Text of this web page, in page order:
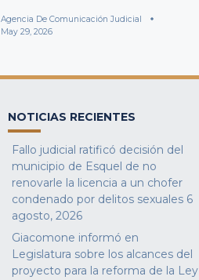
Agencia De Comunicación Judicial
May 29, 2026
NOTICIAS RECIENTES
Fallo judicial ratificó decisión del
municipio de Esquel de no
renovarle la licencia a un chofer
condenado por delitos sexuales 6
agosto, 2026
Giacomone informó en
Legislatura sobre los alcances del
proyecto para la reforma de la Ley